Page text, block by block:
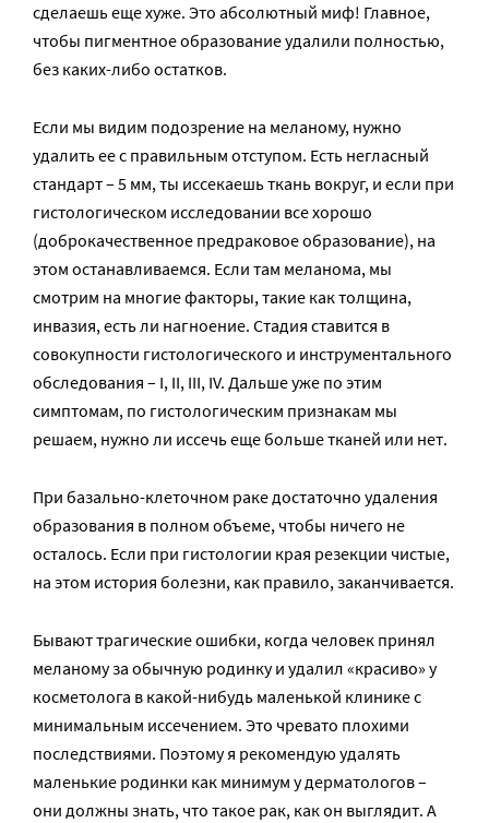
сделаешь еще хуже. Это абсолютный миф! Главное,
чтобы пигментное образование удалили полностью,
без каких-либо остатков.
Если мы видим подозрение на меланому, нужно
удалить ее с правильным отступом. Есть негласный
стандарт – 5 мм, ты иссекаешь ткань вокруг, и если при
гистологическом исследовании все хорошо
(доброкачественное предраковое образование), на
этом останавливаемся. Если там меланома, мы
смотрим на многие факторы, такие как толщина,
инвазия, есть ли нагноение. Стадия ставится в
совокупности гистологического и инструментального
обследования – I, II, III, IV. Дальше уже по этим
симптомам, по гистологическим признакам мы
решаем, нужно ли иссечь еще больше тканей или нет.
При базально-клеточном раке достаточно удаления
образования в полном объеме, чтобы ничего не
осталось. Если при гистологии края резекции чистые,
на этом история болезни, как правило, заканчивается.
Бывают трагические ошибки, когда человек принял
меланому за обычную родинку и удалил «красиво» у
косметолога в какой-нибудь маленькой клинике с
минимальным иссечением. Это чревато плохими
последствиями. Поэтому я рекомендую удалять
маленькие родинки как минимум у дерматологов –
они должны знать, что такое рак, как он выглядит. А